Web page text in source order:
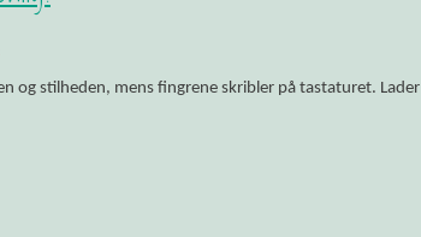
og stilheden, mens fingrene skribler på tastaturet. Lader